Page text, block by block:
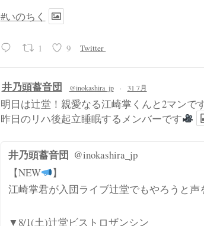
#いのちく
1 9 Twitter
井乃頭蓄音団 @inokashira_jp · 31 7月
明日は辻堂！親愛なる江崎掌くんと2マンで
昨日のリハ後起立睡眠するメンバーです
井乃頭蓄音団 @inokashira_jp
【NEW
】
江崎掌君が入団ライブ辻堂でもやろうと声
▼8/1(土)辻堂ビストロザンシン